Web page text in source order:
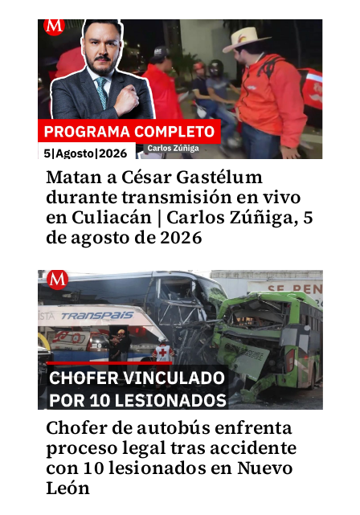
Matan a César Gastélum
durante transmisión en vivo
en Culiacán | Carlos Zúñiga, 5
de agosto de 2026
Chofer de autobús enfrenta
proceso legal tras accidente
con 10 lesionados en Nuevo
León